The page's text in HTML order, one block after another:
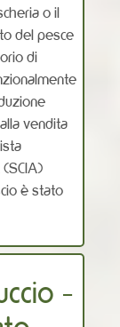
o il
del pesce
di
vendita
è stato
-